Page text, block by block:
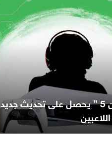
“بلاي ستيشن 5 ” يحصل على تحديث جديد